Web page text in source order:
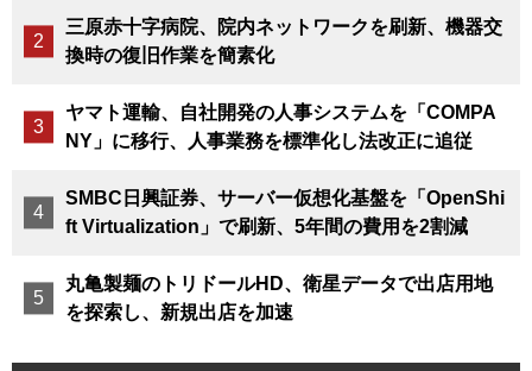
三原赤十字病院、院内ネットワークを刷新、機器交
換時の復旧作業を簡素化
ヤマト運輸、自社開発の人事システムを「COMPA
NY」に移行、人事業務を標準化し法改正に追従
SMBC日興証券、サーバー仮想化基盤を「OpenShi
ft Virtualization」で刷新、5年間の費用を2割減
丸亀製麺のトリドールHD、衛星データで出店用地
を探索し、新規出店を加速